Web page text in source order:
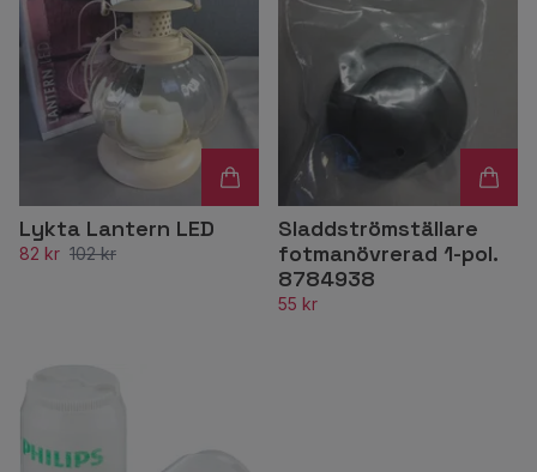
Lykta Lantern LED
82 kr 102 kr
Sladdströmställare
fotmanövrerad 1-pol.
8784938
55 kr